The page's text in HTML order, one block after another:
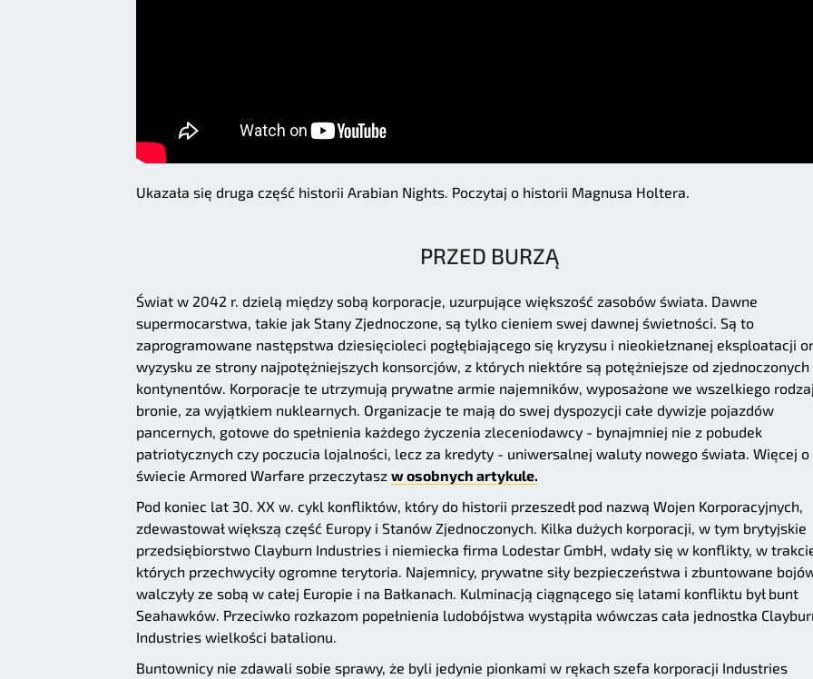
Ukazała się druga część historii Arabian Nights. Poczytaj o historii Magnusa Holtera.
PRZED BURZĄ
Świat w 2042 r. dzielą między sobą korporacje, uzurpujące większość zasobów świata. Dawne
supermocarstwa, takie jak Stany Zjednoczone, są tylko cieniem swej dawnej świetności. Są to
zaprogramowane następstwa dziesięcioleci pogłębiającego się kryzysu i nieokiełznanej eksploatacji
wyzysku ze strony najpotężniejszych konsorcjów, z których niektóre są potężniejsze od zjednoczonych
kontynentów. Korporacje te utrzymują prywatne armie najemników, wyposażone we wszelkiego
bronie, za wyjątkiem nuklearnych. Organizacje te mają do swej dyspozycji całe dywizje pojazdów
pancernych, gotowe do spełnienia każdego życzenia zleceniodawcy - bynajmniej nie z pobudek
patriotycznych czy poczucia lojalności, lecz za kredyty - uniwersalnej waluty nowego świata. Więcej o
świecie Armored Warfare przeczytasz w osobnych artykule.
Pod koniec lat 30. XX w. cykl konfliktów, który do historii przeszedł pod nazwą Wojen Korporacyjnych,
zdewastował większą część Europy i Stanów Zjednoczonych. Kilka dużych korporacji, w tym brytyjskie
przedsiębiorstwo Clayburn Industries i niemiecka firma Lodestar GmbH, wdały się w konflikty, w
których przechwyciły ogromne terytoria. Najemnicy, prywatne siły bezpieczeństwa i zbuntowane
walczyły ze sobą w całej Europie i na Bałkanach. Kulminacją ciągnącego się latami konfliktu był bunt
Seahawków. Przeciwko rozkazom popełnienia ludobójstwa wystąpiła wówczas cała jednostka
Industries wielkości batalionu.
Buntownicy nie zdawali sobie sprawy, że byli jedynie pionkami w rękach szefa korporacji Industries